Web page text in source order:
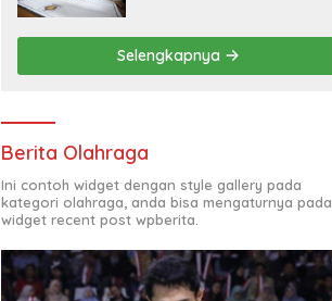
Selengkapnya
Berita Olahraga
Ini contoh widget dengan style gallery pada
kategori olahraga, anda bisa mengaturnya pada
widget recent post wpberita.